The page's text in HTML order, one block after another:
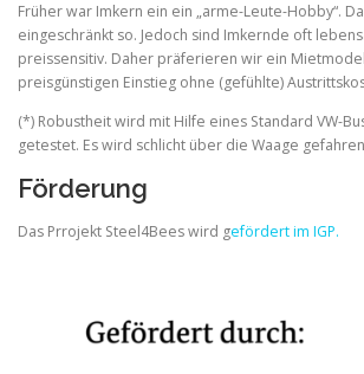
Früher war Imkern ein ein „arme-Leute-Hobby“.
eingeschränkt so. Jedoch sind Imkernde oft
preissensitiv. Daher präferieren wir ein
preisgünstigen Einstieg ohne (gefühlte)
(*) Robustheit wird mit Hilfe eines Standard VW-
getestet. Es wird schlicht über die Waage
Förderung
Das Prrojekt Steel4Bees wird gefördert im IGP.